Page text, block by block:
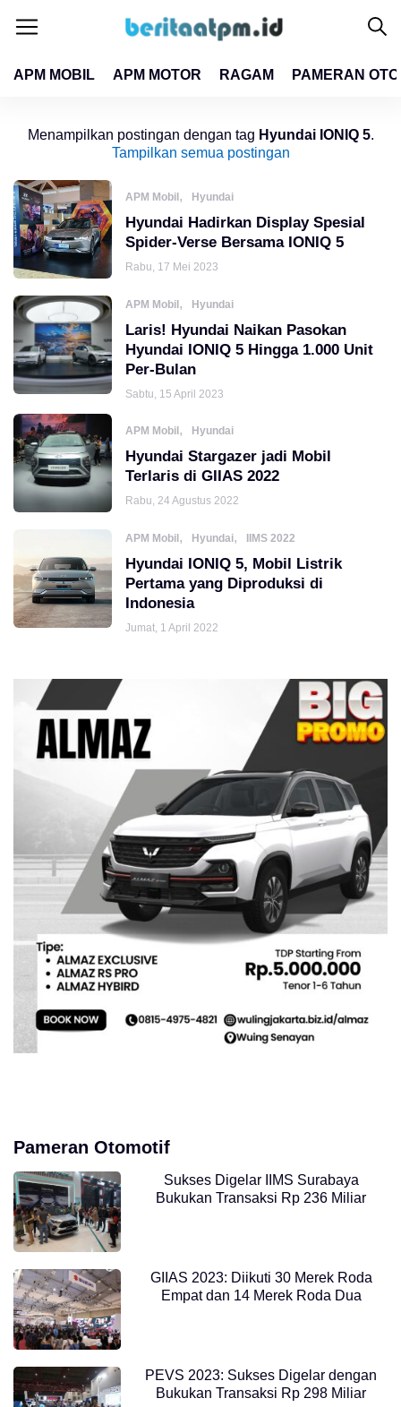
APM MOBIL APM MOTOR RAGAM PAMERAN
Menampilkan postingan dengan tag Hyundai IONIQ 5.
Tampilkan semua postingan
APM Mobil , Hyundai
Hyundai Hadirkan Display Spesial
Spider-Verse Bersama IONIQ 5
Rabu, 17 Mei 2023
APM Mobil , Hyundai
Laris! Hyundai Naikan Pasokan
Hyundai IONIQ 5 Hingga 1.000 Unit
Per-Bulan
Sabtu, 15 April 2023
APM Mobil , Hyundai
Hyundai Stargazer jadi Mobil
Terlaris di GIIAS 2022
Rabu, 24 Agustus 2022
APM Mobil , Hyundai, IIMS 2022
Hyundai IONIQ 5, Mobil Listrik
Pertama yang Diproduksi di
Indonesia
Jumat, 1 April 2022
Pameran Otomotif
Sukses Digelar IIMS Surabaya
Bukukan Transaksi Rp 236 Miliar
GIIAS 2023: Diikuti 30 Merek Roda
Empat dan 14 Merek Roda Dua
PEVS 2023: Sukses Digelar dengan
Bukukan Transaksi Rp 298 Miliar